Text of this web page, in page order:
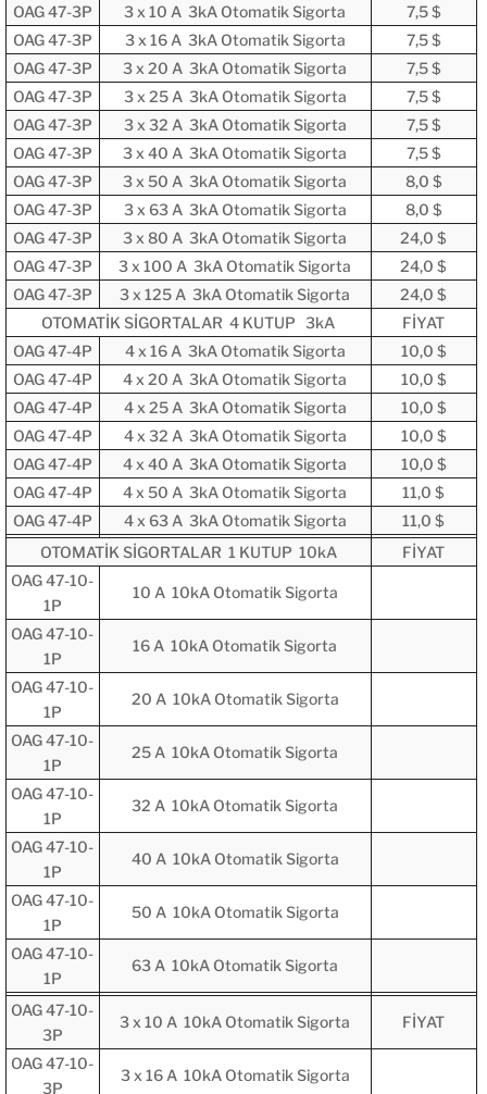
OAG 47-3P
3 x 10 A 3kA Otomatik Sigorta
7,5 $
OAG 47-3P
3 x 16 A 3kA Otomatik Sigorta
7,5 $
OAG 47-3P
3 x 20 A 3kA Otomatik Sigorta
7,5 $
OAG 47-3P
3 x 25 A 3kA Otomatik Sigorta
7,5 $
OAG 47-3P
3 x 32 A 3kA Otomatik Sigorta
7,5 $
OAG 47-3P
3 x 40 A 3kA Otomatik Sigorta
7,5 $
OAG 47-3P
3 x 50 A 3kA Otomatik Sigorta
8,0 $
OAG 47-3P
3 x 63 A 3kA Otomatik Sigorta
8,0 $
OAG 47-3P
3 x 80 A 3kA Otomatik Sigorta
24,0 $
OAG 47-3P
3 x 100 A 3kA Otomatik Sigorta
24,0 $
OAG 47-3P
3 x 125 A 3kA Otomatik Sigorta
24,0 $
OTOMATİK SİGORTALAR 4 KUTUP 3kA
FİYAT
OAG 47-4P
4 x 16 A 3kA Otomatik Sigorta
10,0 $
OAG 47-4P
4 x 20 A 3kA Otomatik Sigorta
10,0 $
OAG 47-4P
4 x 25 A 3kA Otomatik Sigorta
10,0 $
OAG 47-4P
4 x 32 A 3kA Otomatik Sigorta
10,0 $
OAG 47-4P
4 x 40 A 3kA Otomatik Sigorta
10,0 $
OAG 47-4P
4 x 50 A 3kA Otomatik Sigorta
11,0 $
OAG 47-4P
4 x 63 A 3kA Otomatik Sigorta
11,0 $
OTOMATİK SİGORTALAR 1 KUTUP 10kA
FİYAT
OAG 47-10-
1P
10 A 10kA Otomatik Sigorta
OAG 47-10-
1P
16 A 10kA Otomatik Sigorta
OAG 47-10-
1P
20 A 10kA Otomatik Sigorta
OAG 47-10-
1P
25 A 10kA Otomatik Sigorta
OAG 47-10-
1P
32 A 10kA Otomatik Sigorta
OAG 47-10-
1P
40 A 10kA Otomatik Sigorta
OAG 47-10-
1P
50 A 10kA Otomatik Sigorta
OAG 47-10-
1P
63 A 10kA Otomatik Sigorta
OAG 47-10-
3P
3 x 10 A 10kA Otomatik Sigorta FİYAT
OAG 47-10-
3P
3 x 16 A 10kA Otomatik Sigorta